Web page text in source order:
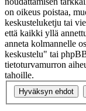
on oikeus poistaa,
keskusteluketju tai
että kaikki yllä
anneta kolmannelle
keskustelu" tai
tietoturvamurron
tahoille.